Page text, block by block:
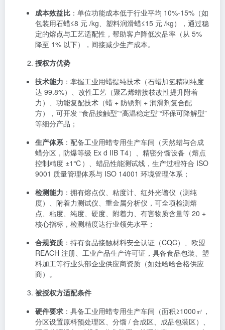
成本效益比 ：单位功能成本低于行业平均 10%-15%（如
包装用石蜡≤8 元 /kg、塑料润滑蜡≤15 元 /kg），通过稳
定的熔点与工艺适配性，帮助客户降低次品率（从 5%
降至 1% 以下），间接减少生产成本。
授权方优势
技术能力 ：掌握工业用蜡提纯技术（石蜡加氢精制纯度
达 99.8%）、改性工艺（聚乙烯蜡接枝改性提升附着
力）、功能复配技术（蜡 + 防锈剂 + 润滑剂复合配
方），可开发 “食品接触型”“高温稳定型”“环保可降解型”
等细分产品；
生产体系：配备工业用蜡专用生产车间（天然蜡与合成
蜡分区，防爆等级 Ex d IIB T4）、精密分馏设备（熔点
控制精度 ±1℃）、蜡品性能测试线，生产过程符合 ISO
9001 质量管理体系与 ISO 14001 环境管理体系；
检测能力 ：拥有熔点仪、粘度计、红外光谱仪（测纯
度）、附着力测试仪、重金属分析仪，可全项检测熔
点、粘度、纯度、硬度、附着力、有害物质含量等 20 +
核心指标，检测精度达行业领先水平；
合规资质 ：持有食品接触材料安全认证（CQC）、欧盟
REACH 注册、工业产品生产许可证，具备食品包装、塑
料加工等行业头部企业供应商资质（如娃哈哈合格供应
商）。
被授权方适配条件
硬件要求 ：具备工业用蜡专用生产车间（面积≥1000㎡，
分区设置原料预处理区、分馏 / 合成区、成品包装区）、